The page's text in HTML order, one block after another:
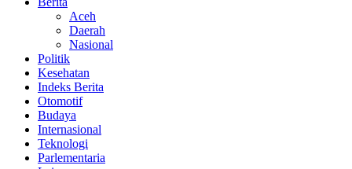
Aceh
Daerah
Nasional
Politik
Kesehatan
Indeks Berita
Otomotif
Budaya
Internasional
Teknologi
Parlementaria